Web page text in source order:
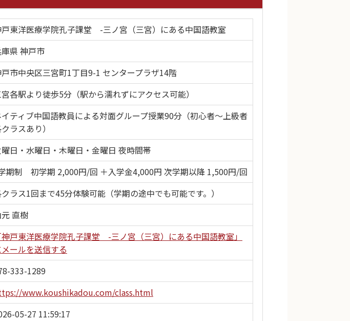
東洋医療学院孔子課堂 -三ノ宮（三宮）にある中国語教室
県 神戸市
市中央区三宮町1丁目9-1 センタープラザ14階
各駅より徒歩5分（駅から濡れずにアクセス可能）
イティブ中国語教員による対面グループ授業90分（初心者～上級者
ラスあり）
日・水曜日・木曜日・金曜日 夜時間帯
期制 初学期 2,000円/回 ＋入学金4,000円 次学期以降 1,500円/回
ラス1回まで45分体験可能（学期の途中でも可能です。）
直樹
神戸東洋医療学院孔子課堂 -三ノ宮（三宮）にある中国語教室」
メールを送信する
333-1289
www.koushikadou.com/class.html
05-27 11:59:17